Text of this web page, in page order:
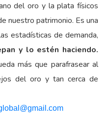
del oro y la plata físicos
nuestro patrimonio. Es una
estadísticas de demanda,
y lo estén haciendo.
más que parafrasear al
del oro y tan cerca de
gmail.com